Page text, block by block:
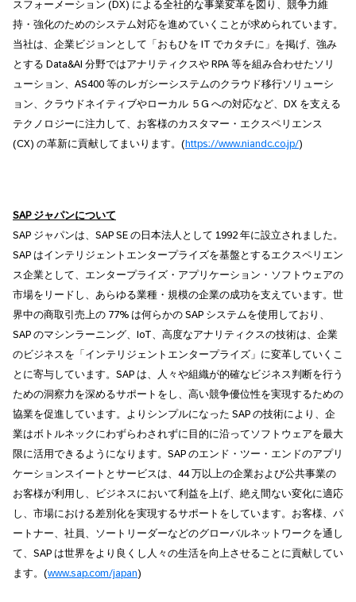
スフォーメーション (DX) による全社的な事業変革を図り、競争力維
持・強化のためのシステム対応を進めていくことが求められています。
当社は、企業ビジョンとして「おもひを IT でカタチに」を掲げ、強み
とする Data&AI 分野ではアナリティクスや RPA 等を組み合わせたソリ
ューション、AS400 等のレガシーシステムのクラウド移行ソリューシ
ョン、クラウドネイティブやローカル ５G への対応など、DX を支える
テクノロジーに注力して、お客様のカスタマー・エクスペリエンス
(CX) の革新に貢献してまいります。(https://www.niandc.co.jp/)
SAP ジャパンについて
SAP ジャパンは、SAP SE の日本法人として 1992 年に設立されました。
SAP はインテリジェントエンタープライズを基盤とするエクスペリエン
ス企業として、エンタープライズ・アプリケーション・ソフトウェアの
市場をリードし、あらゆる業種・規模の企業の成功を支えています。世
界中の商取引売上の 77% は何らかの SAP システムを使用しており、
SAP のマシンラーニング、IoT、高度なアナリティクスの技術は、企業
のビジネスを「インテリジェントエンタープライズ」に変革していくこ
とに寄与しています。SAP は、人々や組織が的確なビジネス判断を行う
ための洞察力を深めるサポートをし、高い競争優位性を実現するための
協業を促進しています。よりシンプルになった SAP の技術により、企
業はボトルネックにわずらわされずに目的に沿ってソフトウェアを最大
限に活用できるようになります。SAP のエンド・ツー・エンドのアプリ
ケーションスイートとサービスは、44 万以上の企業および公共事業の
お客様が利用し、ビジネスにおいて利益を上げ、絶え間ない変化に適応
し、市場における差別化を実現するサポートをしています。お客様、パ
ートナー、社員、ソートリーダーなどのグローバルネットワークを通し
て、SAP は世界をより良くし人々の生活を向上させることに貢献してい
ます。(www.sap.com/japan)